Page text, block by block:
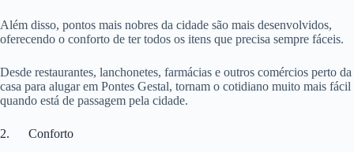
Além disso, pontos mais nobres da cidade são mais desenvolvidos,
oferecendo o conforto de ter todos os itens que precisa sempre fáceis.
Desde restaurantes, lanchonetes, farmácias e outros comércios perto da
casa para alugar em Pontes Gestal, tornam o cotidiano muito mais fácil
quando está de passagem pela cidade.
2. Conforto